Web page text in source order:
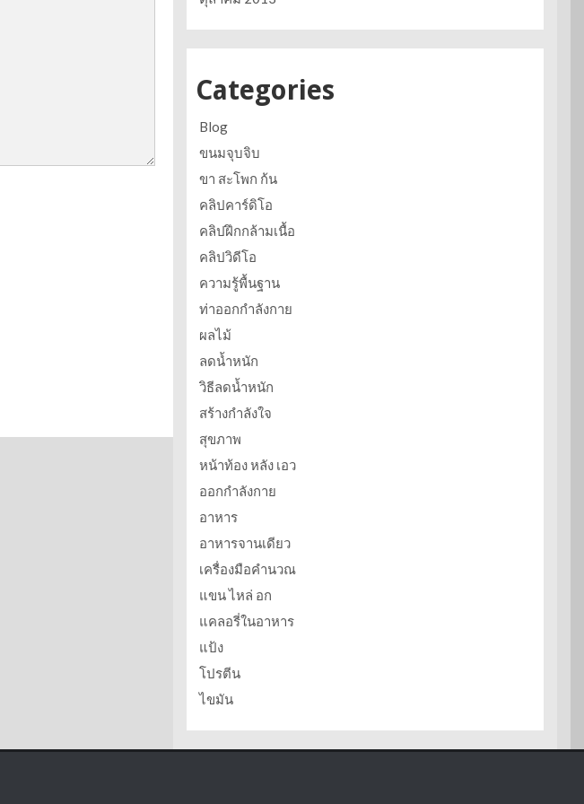
Categories
Blog
ขนมจุบจิบ
ขา สะโพก ก้น
คลิปคาร์ดิโอ
คลิปฝึกกล้ามเนื้อ
คลิปวิดีโอ
ความรู้พื้นฐาน
ท่าออกกำลังกาย
ผลไม้
ลดน้ำหนัก
วิธีลดน้ำหนัก
สร้างกำลังใจ
สุขภาพ
หน้าท้อง หลัง เอว
ออกกำลังกาย
อาหาร
อาหารจานเดียว
เครื่องมือคำนวณ
แขน ไหล่ อก
แคลอรี่ในอาหาร
แป้ง
โปรตีน
ไขมัน